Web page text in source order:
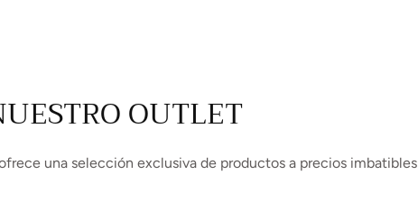
OUTLET
una selección exclusiva de productos a precios imbatibles